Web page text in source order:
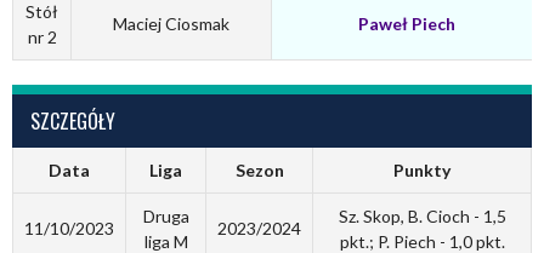
Stół
nr 2
Maciej Ciosmak Paweł Piech
SZCZEGÓŁY
Data Liga Sezon Punkty
11/10/2023
Druga
liga M
2023/2024
Sz. Skop, B. Cioch - 1,5
pkt.; P. Piech - 1,0 pkt.